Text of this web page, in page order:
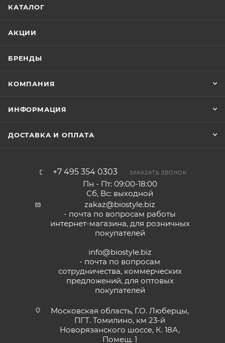
КАТАЛОГ
АКЦИИ
БРЕНДЫ
КОМПАНИЯ
ИНФОРМАЦИЯ
ДОСТАВКА И ОПЛАТА
+7 495 354 0303 ЗАКАЗАТЬ ЗВОНОК
Пн - Пт: 09:00-18:00
Сб, Вс: выходной
zakaz@biostyle.biz
- почта по вопросам работы
интернет-магазина, для розничных
покупателей
info@biostyle.biz
- почта по вопросам
сотрудничества, коммерческих
предложений, для оптовых
покупателей
Московская область, Г.О. Люберцы,
ПГТ. Томилино, км 23-й
Новорязанского шоссе, К. 18А,
Помещ. 1